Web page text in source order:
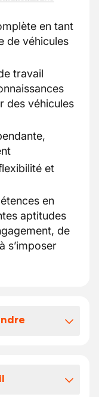
en tant
de véhicules
travail
des véhicules
et
en
aptitudes
de
s’imposer
un contrat